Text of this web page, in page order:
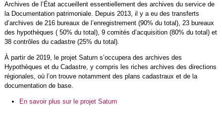
Archives de l’État accueillent essentiellement des archives du service de
la Documentation patrimoniale. Depuis 2013, il y a eu des transferts
d’archives de 216 bureaux de l’enregistrement (90% du total), 23 bureaux
des hypothèques ( 50% du total), 9 comités d’acquisition (80% du total) et
38 contrôles du cadastre (25% du total).
À partir de 2019, le projet Saturn s’occupera des archives des
Hypothèques et du Cadastre, y compris les riches archives des directions
régionales, où l’on trouve notamment des plans cadastraux et de la
documentation de base.
En savoir plus sur le projet Saturn